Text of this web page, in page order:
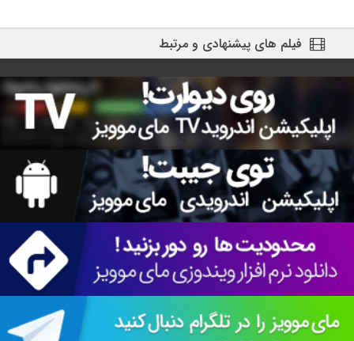
فیلم های پیشنهادی و مرتبط